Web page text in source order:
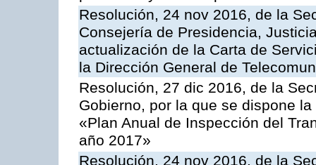
Resolución, 24 nov 2016, de la
Consejería de Presidencia,
actualización de la Carta de
la Dirección General de
Resolución, 27 dic 2016, de la
Gobierno, por la que se dispone
«Plan Anual de Inspección del
año 2017»
Resolución, 24 nov 2016, de la